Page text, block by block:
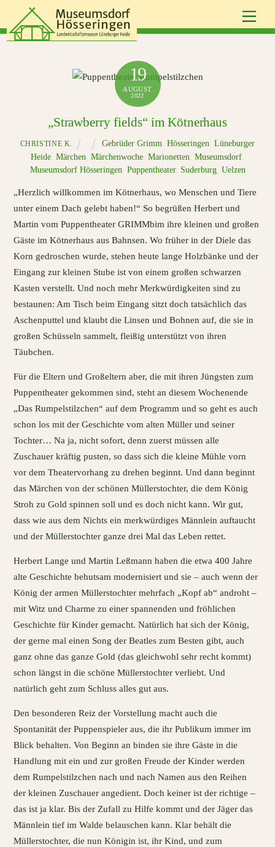
content
19
AUGUST
2022
„Strawberry fields“ im Kötnerhaus
CHRISTINE K. Gebrüder Grimm ,Hösseringen ,Lüneburger
Heide Märchen Märchenwoche Marionetten Museumsdorf
Museumsdorf Hösseringen Puppentheater, Suderburg, Uelzen
„Herzlich willkommen im Kötnerhaus, wo Menschen und Tiere
unter einem Dach gelebt haben!“ So begrüßen Herbert und
Martin vom Puppentheater GRIMMbim ihre kleinen und großen
Gäste im Kötnerhaus aus Bahnsen. Wo früher in der Diele das
Korn gedroschen wurde, stehen heute lange Holzbänke und der
Eingang zur kleinen Stube ist von einem großen schwarzen
Kasten verstellt. Und noch mehr Merkwürdigkeiten sind zu
bestaunen: Am Tisch beim Eingang sitzt doch tatsächlich das
Aschenputtel und klaubt die Linsen und Bohnen auf, die sie in
großen Schüsseln sammelt, fleißig unterstützt von ihren
Täubchen.
Für die Eltern und Großeltern aber, die mit ihren Jüngsten zum
Puppentheater gekommen sind, steht an diesem Wochenende
„Das Rumpelstilzchen“ auf dem Programm und so geht es auch
schon los mit der Geschichte vom alten Müller und seiner
Tochter… Na ja, nicht sofort, denn zuerst müssen alle
Zuschauer kräftig pusten, so dass sich die kleine Mühle vorn
vor dem Theatervorhang zu drehen beginnt. Und dann beginnt
das Märchen von der schönen Müllerstochter, die dem König
Stroh zu Gold spinnen soll und es doch nicht kann. Wir gut,
dass wie aus dem Nichts ein merkwürdiges Männlein auftaucht
und der Müllerstochter ganze drei Mal das Leben rettet.
Herbert Lange und Martin Leßmann haben die etwa 400 Jahre
alte Geschichte behutsam modernisiert und sie – auch wenn der
König der armen Müllerstochter mehrfach „Kopf ab“ androht –
mit Witz und Charme zu einer spannenden und fröhlichen
Geschichte für Kinder gemacht. Natürlich hat sich der König,
der gerne mal einen Song der Beatles zum Besten gibt, auch
ganz ohne das ganze Gold (das gleichwohl sehr recht kommt)
schon längst in die schöne Müllerstochter verliebt. Und
natürlich geht zum Schluss alles gut aus.
Den besonderen Reiz der Vorstellung macht auch die
Spontanität der Puppenspieler aus, die ihr Publikum immer im
Blick behalten. Von Beginn an binden sie ihre Gäste in die
Handlung mit ein und zur großen Freude der Kinder werden
dem Rumpelstilzchen nach und nach Namen aus den Reihen
der kleinen Zuschauer angedient. Doch keiner ist der richtige –
das ist ja klar. Bis der Zufall zu Hilfe kommt und der Jäger das
Männlein tief im Walde belauschen kann. Klar behält die
Müllerstochter, die nun Königin ist, ihr Kind, und zum